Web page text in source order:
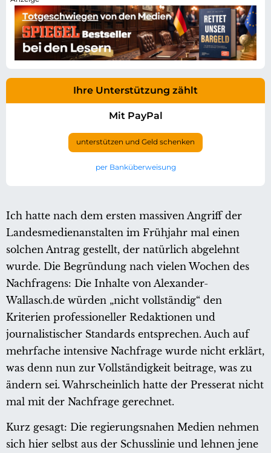
Ihre Unterstützung zählt
Mit PayPal
unterstützen und Geld schenken
per Banküberweisung
Ich hatte nach dem ersten massiven Angriff der
Landesmedienanstalten im Frühjahr mal einen
solchen Antrag gestellt, der natürlich abgelehnt
wurde. Die Begründung nach vielen Wochen des
Nachfragens: Die Inhalte von Alexander-
Wallasch.de würden „nicht vollständig“ den
Kriterien professioneller Redaktionen und
journalistischer Standards entsprechen. Auch auf
mehrfache intensive Nachfrage wurde nicht erklärt,
was denn nun zur Vollständigkeit beitrage, was zu
ändern sei. Wahrscheinlich hatte der Presserat nicht
mal mit der Nachfrage gerechnet.
Kurz gesagt: Die regierungsnahen Medien nehmen
sich hier selbst aus der Schusslinie und lehnen jene